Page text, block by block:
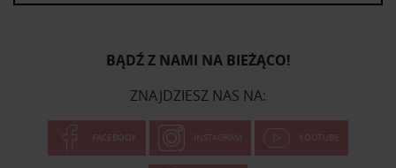
BĄDŹ Z NAMI NA BIEŻĄCO!
ZNAJDZIESZ NAS NA:
FACEBOOK INSTAGRAM YOUTUBE